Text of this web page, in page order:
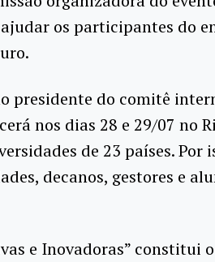
os participantes do
presidente do comitê
nos dias 28 e 29/07 no
de 23 países. Por
decanos, gestores e
e Inovadoras” constitui